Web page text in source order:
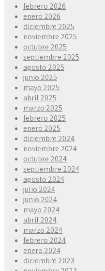
febrero 2026
enero 2026
diciembre 2025
noviembre 2025
octubre 2025
septiembre 2025
agosto 2025
junio 2025
mayo 2025
abril 2025
marzo 2025
febrero 2025
enero 2025
diciembre 2024
noviembre 2024
octubre 2024
septiembre 2024
agosto 2024
julio 2024
junio 2024
mayo 2024
abril 2024
marzo 2024
febrero 2024
enero 2024
diciembre 2023